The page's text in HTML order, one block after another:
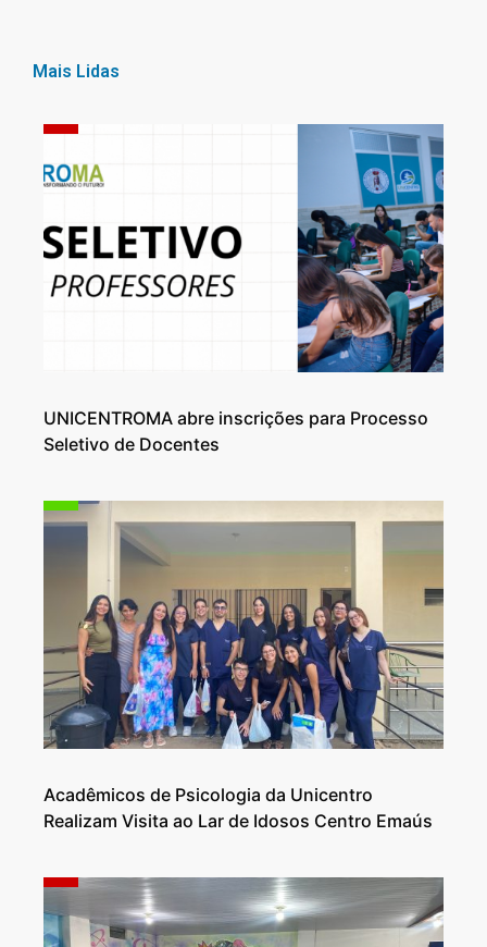
Mais Lidas
UNICENTROMA abre inscrições para Processo
Seletivo de Docentes
Acadêmicos de Psicologia da Unicentro
Realizam Visita ao Lar de Idosos Centro Emaús